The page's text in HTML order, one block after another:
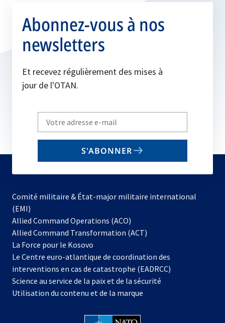
Abonnez-vous à nos
newsletters
Et recevez régulièrement des mises à
jour de l'OTAN.
Write
your
email
S'ABONNER
Comité militaire & État-major militaire international
(EMI)
Allied Command Operations (ACO)
dans
nouvel
onglet
Allied Command Transformation (ACT)
La Force pour le Kosovo
dans
un
nouvel
onglet
Le Centre euro-atlantique de coordination des
interventions en cas de catastrophe (EADRCC)
Science au service de la paix et de la sécurité
Utilisation du contenu et de la marque